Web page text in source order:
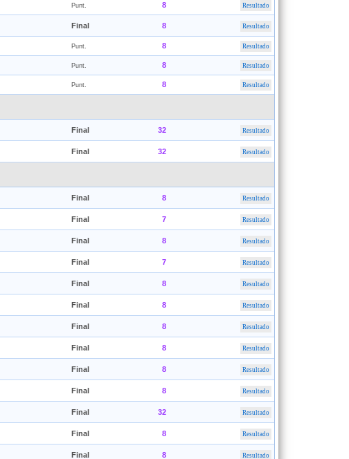
Punt. 8 Resultado
Final 8 Resultado
Punt. 8 Resultado
Punt. 8 Resultado
Punt. 8 Resultado
Final 32 Resultado
Final 32 Resultado
Final 8 Resultado
Final 7 Resultado
Final 8 Resultado
Final 7 Resultado
Final 8 Resultado
Final 8 Resultado
Final 8 Resultado
Final 8 Resultado
Final 8 Resultado
Final 8 Resultado
Final 32 Resultado
Final 8 Resultado
Final 8 Resultado